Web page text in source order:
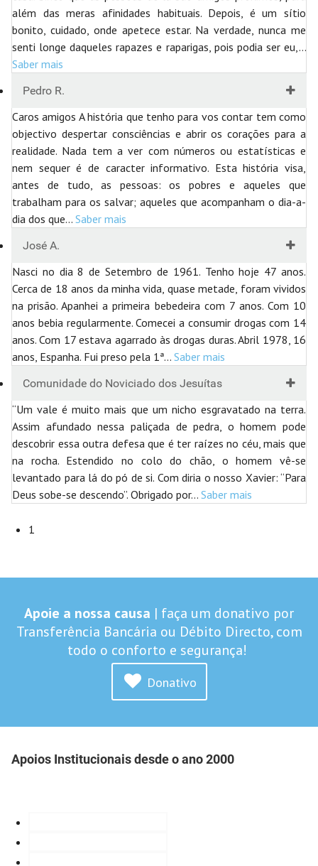
além das meras afinidades habituais. Depois, é um sítio
bonito, cuidado, onde apetece estar. Na verdade, nunca me
senti longe daqueles rapazes e raparigas, pois podia ser eu, …
Saber mais
Pedro R.
Caros amigos A história que tenho para vos contar tem como
objectivo despertar consciências e abrir os corações para a
realidade. Nada tem a ver com números ou estatísticas e
nem sequer é de caracter informativo. Esta história visa,
antes de tudo, as pessoas: os pobres e aqueles que
trabalham para os salvar; aqueles que acompanham o dia-a-
dia dos que… Saber mais
José A.
Nasci no dia 8 de Setembro de 1961. Tenho hoje 47 anos.
Cerca de 18 anos da minha vida, quase metade, foram vividos
na prisão. Apanhei a primeira bebedeira com 7 anos. Com 10
anos bebia regularmente. Comecei a consumir drogas com 14
anos. Com 17 estava agarrado às drogas duras. Abril 1978, 16
anos, Espanha. Fui preso pela 1ª… Saber mais
Comunidade do Noviciado dos Jesuítas
“Um vale é muito mais que um nicho esgravatado na terra.
Assim afundado nessa paliçada de pedra, o homem pode
descobrir essa outra defesa que é ter raízes no céu, mais que
na rocha. Estendido no colo do chão, o homem vê-se
levantado para lá do pó de si. Com diria o nosso Xavier: “Para
Deus sobe-se descendo”. Obrigado por… Saber mais
1
Apoie a nossa causa | faça um donativo por
Transferência Bancária ou Débito Directo, com
todo o conforto e segurança!
Donativo
Apoios Institucionais desde o ano 2000